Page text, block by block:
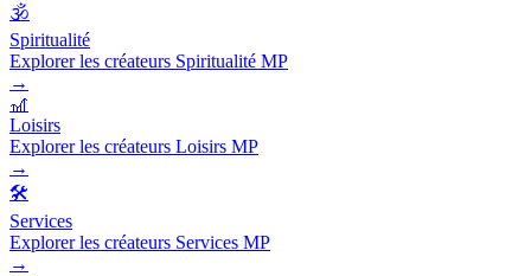
🕉️
Spiritualité
Explorer les créateurs Spiritualité MP
→
🎢
Loisirs
Explorer les créateurs Loisirs MP
→
🛠️
Services
Explorer les créateurs Services MP
→